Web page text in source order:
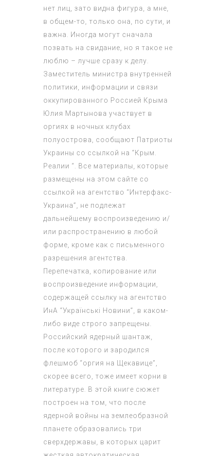
нет лиц, зато видна фигура, а мне,
в общем-то, только она, по сути, и
важна. Иногда могут сначала
позвать на свидание, но я такое не
люблю – лучше сразу к делу.
Заместитель министра внутренней
политики, информации и связи
оккупированного Россией Крыма
Юлия Мартынова участвует в
оргиях в ночных клубах
полуострова, сообщают Патриоты
Украины со ссылкой на “Крым.
Реалии “. Все материалы, которые
размещены на этом сайте со
ссылкой на агентство “Интерфакс-
Украина”, не подлежат
дальнейшему воспроизведению и/
или распространению в любой
форме, кроме как с письменного
разрешения агентства.
Перепечатка, копирование или
воспроизведение информации,
содержащей ссылку на агентство
ИнА “Українські Новини”, в каком-
либо виде строго запрещены.
Российский ядерный шантаж,
после которого и зародился
флешмоб “оргия на Щекавице”,
скорее всего, тоже имеет корни в
литературе. В этой книге сюжет
построен на том, что после
ядерной войны на землеобразной
планете образовались три
сверхдержавы, в которых царит